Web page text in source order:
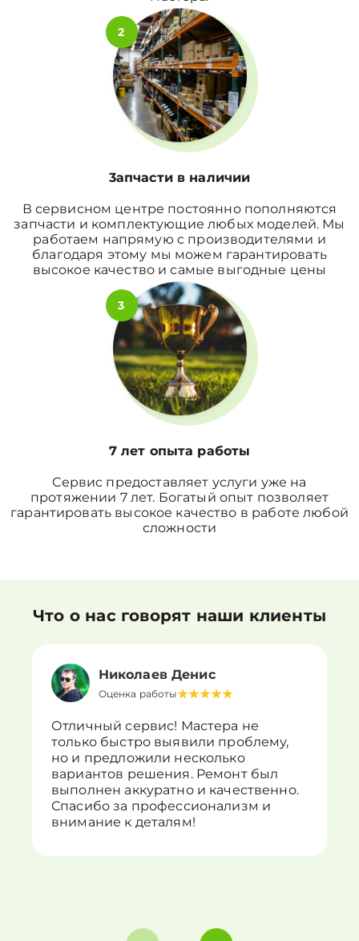
2
3апчасти в наличии
В сервисном центре постоянно пополняются
запчасти и комплектующие любых моделей. Мы
работаем напрямую с производителями и
благодаря этому мы можем гарантировать
высокое качество и самые выгодные цены
3
7 лет опыта работы
Сервис предоставляет услуги уже на
протяжении 7 лет. Богатый опыт позволяет
гарантировать высокое качество в работе любой
сложности
Что о нас говорят наши клиенты
Николаев Денис
Оценка работы
Отличный сервис! Мастера не
только быстро выявили проблему,
но и предложили несколько
вариантов решения. Ремонт был
выполнен аккуратно и качественно.
Спасибо за профессионализм и
внимание к деталям!